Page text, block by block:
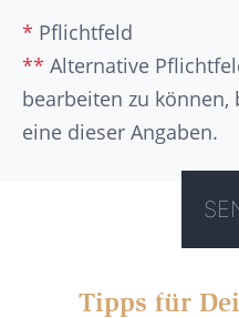
* Pflichtfeld
** Alternative
bearbeiten zu
eine dieser Angaben.
Tipps für